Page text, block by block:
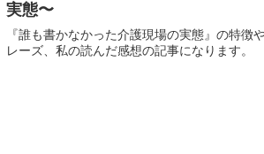
実態〜
『誰も書かなかった介護現場の実態』の特徴
レーズ、私の読んだ感想の記事になります。